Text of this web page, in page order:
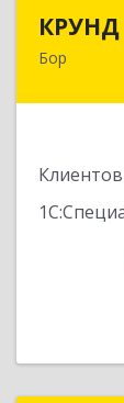
КРУНД
Бор